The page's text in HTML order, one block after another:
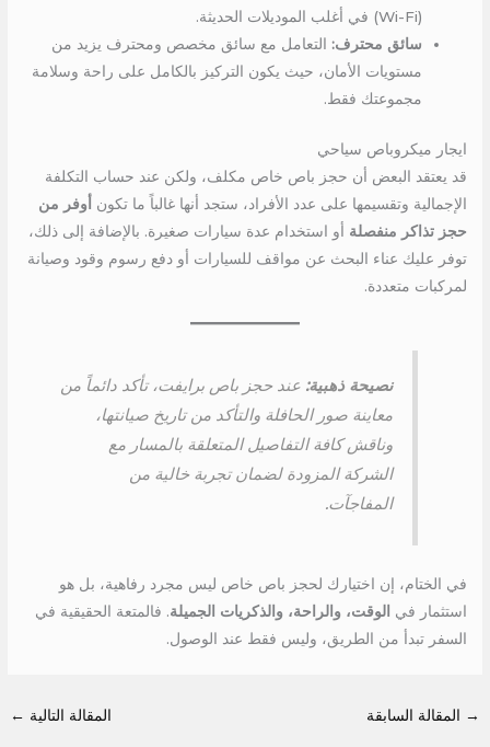
(Wi-Fi) في أغلب الموديلات الحديثة.
سائق محترف: التعامل مع سائق مخصص ومحترف يزيد من
مستويات الأمان، حيث يكون التركيز بالكامل على راحة وسلامة
مجموعتك فقط.
ايجار ميكروباص سياحي
قد يعتقد البعض أن حجز باص خاص مكلف، ولكن عند حساب التكلفة
الإجمالية وتقسيمها على عدد الأفراد، ستجد أنها غالباً ما تكون أوفر من
حجز تذاكر منفصلة أو استخدام عدة سيارات صغيرة. بالإضافة إلى ذلك،
توفر عليك عناء البحث عن مواقف للسيارات أو دفع رسوم وقود وصيانة
لمركبات متعددة.
نصيحة ذهبية: عند حجز باص برايفت، تأكد دائماً من
معاينة صور الحافلة والتأكد من تاريخ صيانتها،
وناقش كافة التفاصيل المتعلقة بالمسار مع
الشركة المزودة لضمان تجربة خالية من
المفاجآت.
في الختام، إن اختيارك لحجز باص خاص ليس مجرد رفاهية، بل هو
استثمار في الوقت، والراحة، والذكريات الجميلة. فالمتعة الحقيقية في
السفر تبدأ من الطريق، وليس فقط عند الوصول.
→ المقالة السابقة المقالة التالية ←